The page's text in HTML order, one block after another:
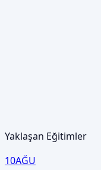
Yaklaşan Eğitimler
10AĞU